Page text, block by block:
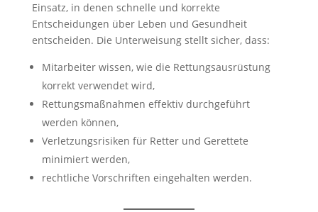
Einsatz, in denen schnelle und korrekte
Entscheidungen über Leben und Gesundheit
entscheiden. Die Unterweisung stellt sicher, dass:
Mitarbeiter wissen, wie die Rettungsausrüstung
korrekt verwendet wird,
Rettungsmaßnahmen effektiv durchgeführt
werden können,
Verletzungsrisiken für Retter und Gerettete
minimiert werden,
rechtliche Vorschriften eingehalten werden.